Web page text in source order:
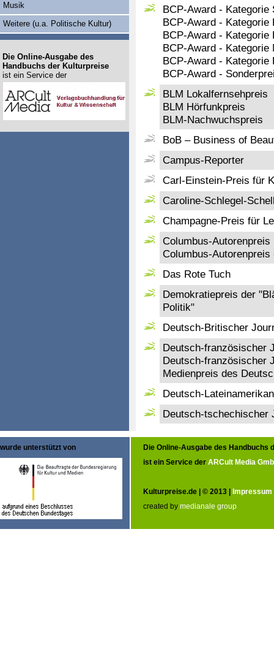
BCP-Award - Kategorie
BCP-Award -
BCP-Award -
BCP-Award -
BCP-Award -
BCP-Award -
BLM Lokalfernsehpreis
BLM Hörfunkpreis
BLM-Nachwuchspreis
BoB – Business of
Campus-Reporter
Carl-Einstein-Preis für
Caroline-Schlegel-
Champagne-Preis für
Columbus-Autorenpreis
Columbus-
Das Rote Tuch
Demokratiepreis der
Politik"
Deutsch-Britischer
Deutsch-französischer
Deutsch-französischer
Medienpreis des
Deutsch-
Deutsch-tschechischer
Musik
Weitere (u.a. Politische Kultur)
Die Online-Ausgabe des
Handbuchs der Kulturpreise
ist ein Service der
wurde unterstützt von
Die Online-Ausgabe des Handbuchs
ist ein Service der ARCult Media
Kulturpreise.de | © 2013 | Impressum
created by medianale group